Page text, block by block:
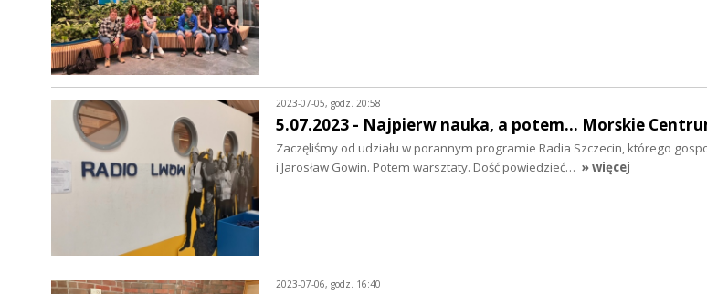
2023-07-05, godz. 20:58
5.07.2023 - Najpierw nauka, a potem... Morskie
Zaczęliśmy od udziału w porannym programie Radia Szczecin, którego
i Jarosław Gowin. Potem warsztaty. Dość powiedzieć… » więcej
2023-07-06, godz. 16:40